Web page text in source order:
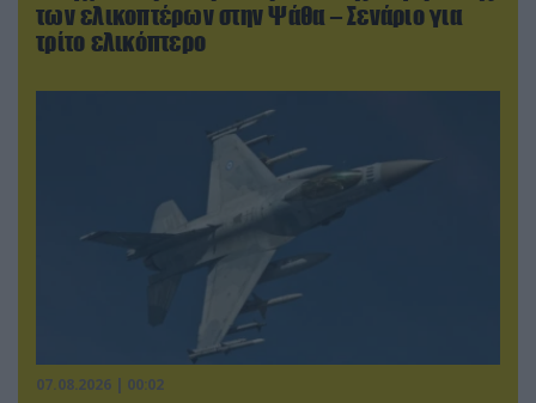
των ελικοπτέρων στην Ψάθα – Σενάριο για
τρίτο ελικόπτερο
07.08.2026 | 00:02